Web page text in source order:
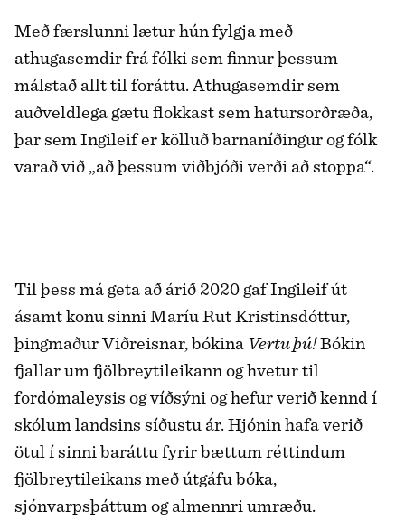
Með færslunni lætur hún fylgja með
athugasemdir frá fólki sem finnur þessum
málstað allt til foráttu. Athugasemdir sem
auðveldlega gætu flokkast sem hatursorðræða,
þar sem Ingileif er kölluð barnaníðingur og fólk
varað við „að þessum viðbjóði verði að stoppa“.
Til þess má geta að árið 2020 gaf Ingileif út
ásamt konu sinni Maríu Rut Kristinsdóttur,
þingmaður Viðreisnar, bókinaVertu þú!Bókin
fjallar um fjölbreytileikann og hvetur til
fordómaleysis og víðsýni og hefur verið kennd í
skólum landsins síðustu ár. Hjónin hafa verið
ötul í sinni baráttu fyrir bættum réttindum
fjölbreytileikans með útgáfu bóka,
sjónvarpsþáttum og almennri umræðu.